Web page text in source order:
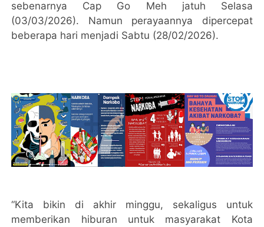
sebenarnya Cap Go Meh jatuh Selasa
(03/03/2026). Namun perayaannya dipercepat
beberapa hari menjadi Sabtu (28/02/2026).
“Kita bikin di akhir minggu, sekaligus untuk
memberikan hiburan untuk masyarakat Kota